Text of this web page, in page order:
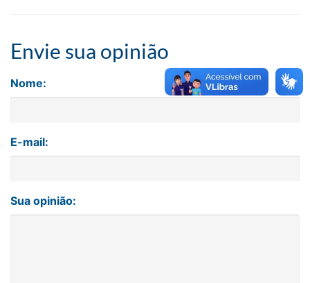
Envie sua opinião
Nome:
E-mail:
Sua opinião: